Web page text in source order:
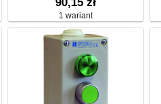
1 wariant